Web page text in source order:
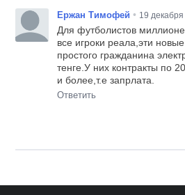
Ержан Тимофей • 19
Для футболистов
все игроки реала,эти
простого гражданина
тенге.У них контракты по
и более,т.е запрлата.
Ответить